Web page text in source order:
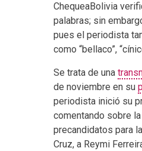
ChequeaBolivia
palabras; sin
pues el periodista
como “bellaco”, “
Se trata de una
de noviembre en su
periodista inició su
comentando sobre
precandidatos para
Cruz, a Reymi